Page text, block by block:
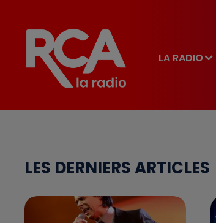
LA RADIO
LES DERNIERS ARTICLES